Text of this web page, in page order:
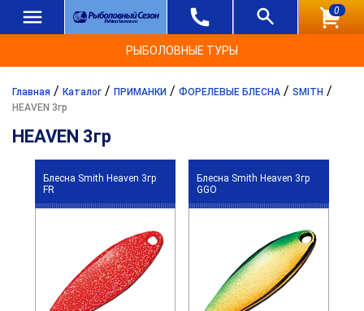
0
РЫБОЛОВНЫЕ ТУРЫ
Главная / Каталог / ПРИМАНКИ / ФОРЕЛЕВЫЕ БЛЕСНА / SMITH /
HEAVEN 3гр
HEAVEN 3гр
Блесна Smith Heaven 3гр
FR
Блесна Smith Heaven 3гр
GGO